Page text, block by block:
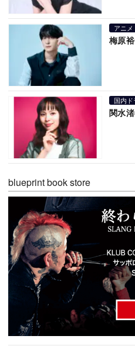
アニメ
梅原
国内ド
関水
blueprint book store